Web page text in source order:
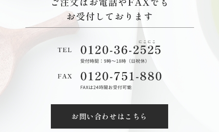
お問い合わせはこちら